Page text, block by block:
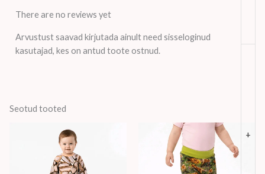
+
There are no reviews yet
Arvustust saavad kirjutada ainult need sisseloginud
kasutajad, kes on antud toote ostnud.
Seotud tooted